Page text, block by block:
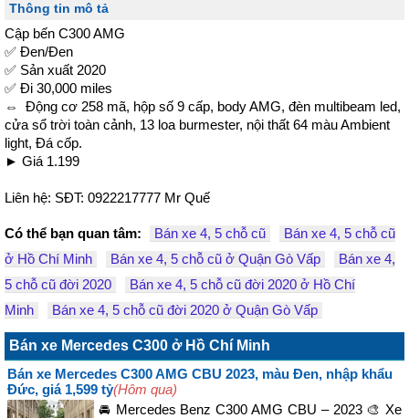
Thông tin mô tả
Cập bến C300 AMG
✅ Đen/Đen
✅ Sản xuất 2020
✅ Đi 30,000 miles
⇔  Động cơ 258 mã, hộp số 9 cấp, body AMG, đèn multibeam led,
cửa sổ trời toàn cảnh, 13 loa burmester, nội thất 64 màu Ambient
light, Đá cốp.
► Giá 1.199
Liên hệ: SĐT: 0922217777 Mr Quế
Có thể bạn quan tâm: Bán xe 4, 5 chỗ cũ
Bán xe 4, 5 chỗ cũ
ở Hồ Chí Minh
Bán xe 4, 5 chỗ cũ ở Quận Gò Vấp
Bán xe 4,
5 chỗ cũ đời 2020
Bán xe 4, 5 chỗ cũ đời 2020 ở Hồ Chí
Minh
Bán xe 4, 5 chỗ cũ đời 2020 ở Quận Gò Vấp
Bán xe Mercedes C300 ở Hồ Chí Minh
Bán xe Mercedes C300 AMG CBU 2023, màu Đen, nhập khẩu
Đức, giá 1,599 tỷ(Hôm qua)
🚘 Mercedes Benz C300 AMG CBU – 2023 🎨 Xe